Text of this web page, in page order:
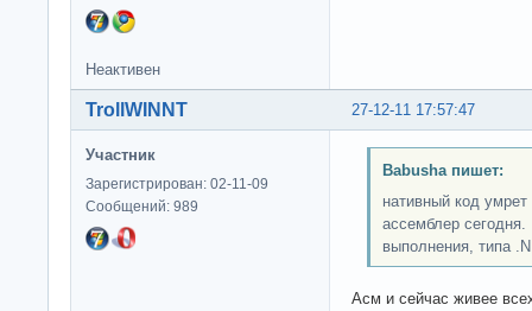
Неактивен
27-12-11 17:57:47
TrollWINNT
Участник
Зарегистрирован: 02-11-09
Сообщений: 989
Babusha пишет:
нативный код умрет
ассемблер
выполнения, типа
Асм и сейчас живее